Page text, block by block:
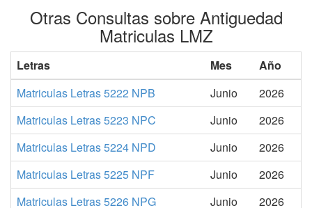
Otras Consultas sobre Antiguedad
Matriculas LMZ
Letras Mes
Año
Matriculas Letras 5222 NPB
Junio
2026
Matriculas Letras 5223 NPC
Junio
2026
Matriculas Letras 5224 NPD
Junio
2026
Matriculas Letras 5225 NPF
Junio
2026
Matriculas Letras 5226 NPG
Junio
2026